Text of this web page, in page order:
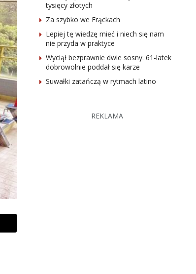
tysięcy złotych
Za szybko we Frąckach
Lepiej tę wiedzę mieć i niech się nam
nie przyda w praktyce
Wyciął bezprawnie dwie sosny. 61-latek
dobrowolnie poddał się karze
Suwałki zatańczą w rytmach latino
REKLAMA